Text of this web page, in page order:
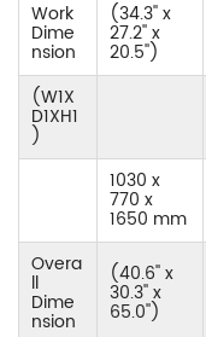
Work
Dime
nsion
(34.3'' x
27.2'' x
20.5'')
(W1X
D1XH1
)
1030 x
770 x
1650 mm
Overa
ll
Dime
nsion
(40.6'' x
30.3'' x
65.0'')